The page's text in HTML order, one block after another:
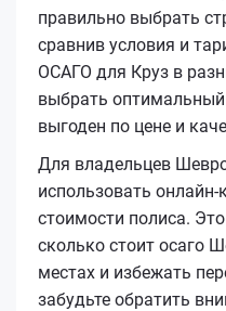
правильно выбрать
сравнив условия и
ОСАГО для Круз в
выбрать
выгоден по цене и
Для владельцев
использовать
стоимости полиса.
сколько стоит осаго
местах и избежать
забудьте обратить